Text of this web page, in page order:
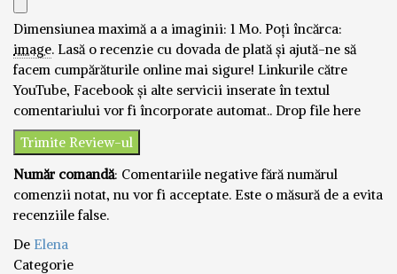
Dimensiunea maximă a a imaginii: 1 Mo. Poți încărca:
image. Lasă o recenzie cu dovada de plată și ajută-ne să
facem cumpărăturile online mai sigure! Linkurile către
YouTube, Facebook și alte servicii inserate în textul
comentariului vor fi încorporate automat.. Drop file here
Număr comandă: Comentariile negative fără numărul
comenzii notat, nu vor fi acceptate. Este o măsură de a evita
recenziile false.
De Elena
Categorie